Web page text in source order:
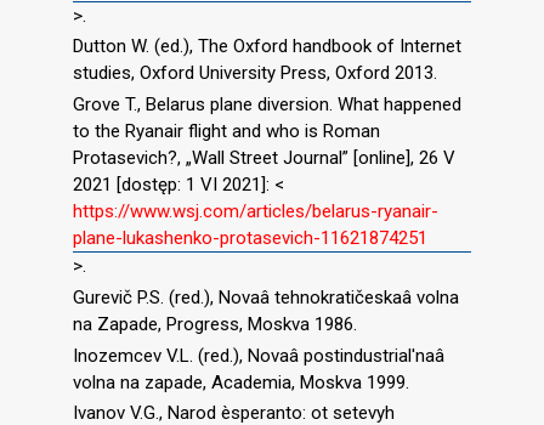
>.
Dutton W. (ed.), The Oxford handbook of Internet
studies, Oxford University Press, Oxford 2013.
Grove T., Belarus plane diversion. What happened
to the Ryanair flight and who is Roman
Protasevich?, „Wall Street Journal” [online], 26 V
2021 [dostęp: 1 VI 2021]: <
https://www.wsj.com/articles/belarus-ryanair-
plane-lukashenko-protasevich-11621874251
>.
Gurevič P.S. (red.), Novaâ tehnokratičeskaâ volna
na Zapade, Progress, Moskva 1986.
Inozemcev V.L. (red.), Novaâ postindustrial′naâ
volna na zapade, Academia, Moskva 1999.
Ivanov V.G., Narod èsperanto: ot setevyh